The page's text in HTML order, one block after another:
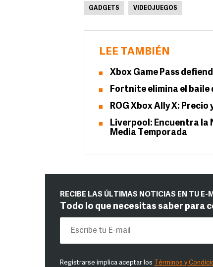
GADGETS VIDEOJUEGOS
LEE TAMBIÉN
Xbox Game Pass
Fortnite elimina el baile
ROG Xbox Ally X:
Liverpool: Encuentra la
Media Temporada
RECIBE LAS ÚLTIMAS NOTICIAS EN TU E-
Todo lo que necesitas saber para
Registrarse implica aceptar los Términos y